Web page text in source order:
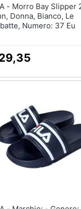
Slipper 2.0
Donna, Bianco, Le
Numero: 37 Eu